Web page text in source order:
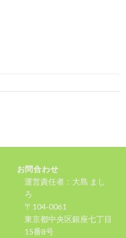
お問合わせ
運営責任者：大島 まし
ろ
〒104-0061
東京都中央区銀座七丁目
15番8号